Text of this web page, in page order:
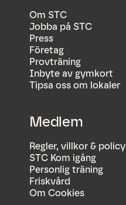
Om STC
Jobba på STC
Press
Företag
Provträning
Inbyte av gymkort
Tipsa oss om lokaler
Medlem
Regler, villkor & policy
STC Kom igång
Personlig träning
Friskvård
Om Cookies